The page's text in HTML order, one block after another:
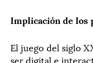
Implicación de los
El juego del siglo
ser digital e